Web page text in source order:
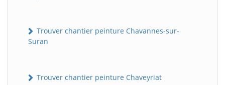
Trouver chantier peinture Chavannes-sur-
Suran
Trouver chantier peinture Chaveyriat